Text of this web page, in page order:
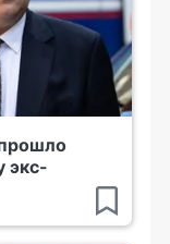
экс-